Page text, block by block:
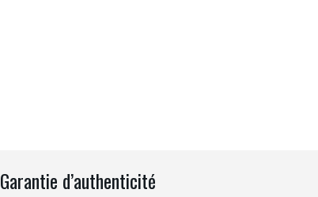
Garantie d’authenticité